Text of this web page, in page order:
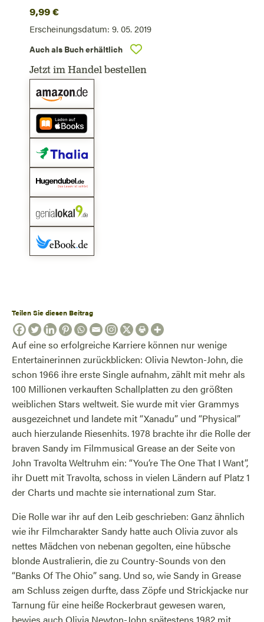
9,99€
Erscheinungsdatum: 9. 05. 2019
Auch als Buch erhältlich
Jetzt im Handel bestellen
Teilen Sie diesen Beitrag
Auf eine so erfolgreiche Karriere können nur wenige
Entertainerinnen zurückblicken: Olivia Newton-John, die
schon 1966 ihre erste Single aufnahm, zählt mit mehr als
100 Millionen verkauften Schallplatten zu den größten
weiblichen Stars weltweit. Sie wurde mit vier Grammys
ausgezeichnet und landete mit “Xanadu” und “Physical”
auch hierzulande Riesenhits. 1978 brachte ihr die Rolle der
braven Sandy im Filmmusical Grease an der Seite von
John Travolta Weltruhm ein: “You’re The One That I Want”,
ihr Duett mit Travolta, schoss in vielen Ländern auf Platz 1
der Charts und machte sie international zum Star.
Die Rolle war ihr auf den Leib geschrieben: Ganz ähnlich
wie ihr Filmcharakter Sandy hatte auch Olivia zuvor als
nettes Mädchen von nebenan gegolten, eine hübsche
blonde Australierin, die zu Country-Sounds von den
“Banks Of The Ohio” sang. Und so, wie Sandy in Grease
am Schluss zeigen durfte, dass Zöpfe und Strickjacke nur
Tarnung für eine heiße Rockerbraut gewesen waren,
bewies auch Olivia Newton-John spätestens 1982 mit